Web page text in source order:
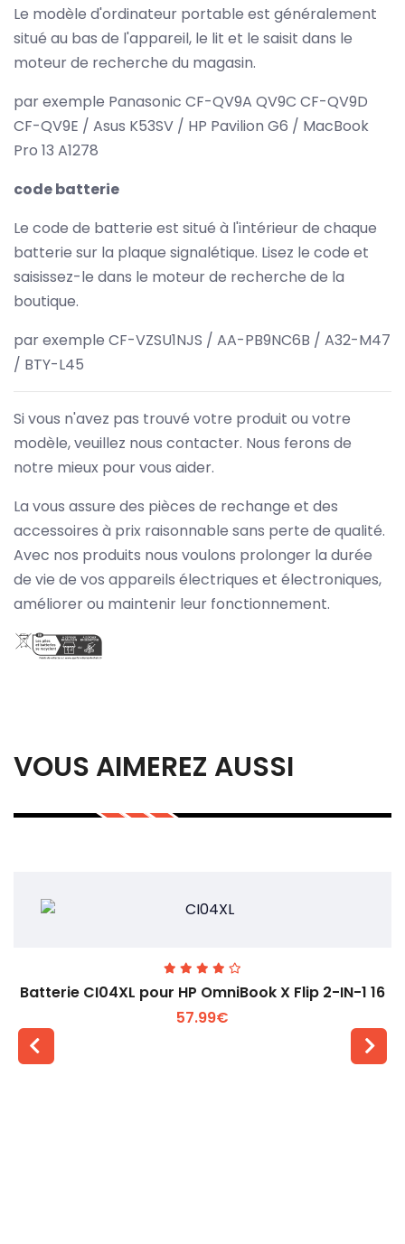
Le modèle d'ordinateur portable est généralement
situé au bas de l'appareil, le lit et le saisit dans le
moteur de recherche du magasin.
par exemple Panasonic CF-QV9A QV9C CF-QV9D
CF-QV9E / Asus K53SV / HP Pavilion G6 / MacBook
Pro 13 A1278
code batterie
Le code de batterie est situé à l'intérieur de chaque
batterie sur la plaque signalétique. Lisez le code et
saisissez-le dans le moteur de recherche de la
boutique.
par exemple CF-VZSU1NJS / AA-PB9NC6B / A32-M47
/ BTY-L45
Si vous n'avez pas trouvé votre produit ou votre
modèle, veuillez nous contacter. Nous ferons de
notre mieux pour vous aider.
La vous assure des pièces de rechange et des
accessoires à prix raisonnable sans perte de qualité.
Avec nos produits nous voulons prolonger la durée
de vie de vos appareils électriques et électroniques,
améliorer ou maintenir leur fonctionnement.
VOUS AIMEREZ AUSSI
Batterie CI04XL pour HP OmniBook X Flip 2-IN-1 16
57.99€